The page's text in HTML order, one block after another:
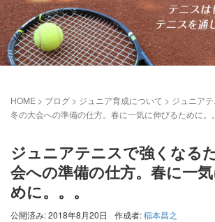
HOME > ブログ > ジュニア育成について > ジュニア
冬の大会への準備の仕方。春に一気に伸びるために。
ジュニアテニスで強くなる
会への準備の仕方。春に一
めに。。。
公開済み: 2018年8月20日 作成者:稲本昌之